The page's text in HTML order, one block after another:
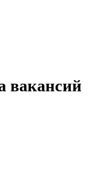
вакансий